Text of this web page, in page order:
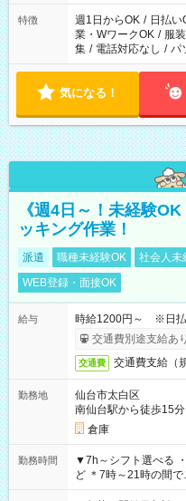
必要な場合も遠慮な
特徴 週1日からOK / 日払い
業・WワークOK / 服
集 / 電話対応なし / パ
気になる！
《週4日～！未経験
ッキング作業！
派遣 職種未経験OK 社会人未
WEB登録・面接OK
給与
時給1200円～ ※日
交通費別途支給あり
交通費 交通費支給（
勤務地
仙台市太白区
南仙台駅から徒歩15分
倉庫
勤務時間
▼7h～シフト選べる
ど ＊7時～21時の間で